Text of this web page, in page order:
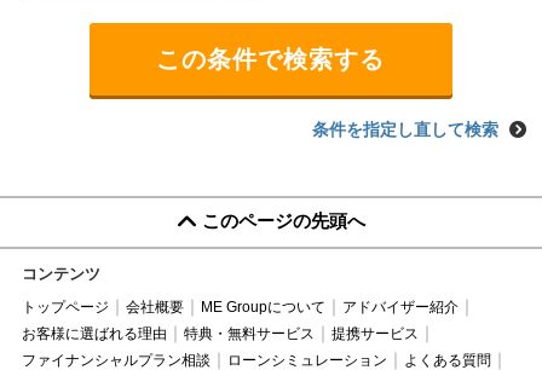
条件を指定し直して検索
このページの先頭へ
コンテンツ
トップページ 会社概要 ME Groupについて
アドバイザー紹介
お客様に選ばれる理由
特典・無料サービス
提携サービス
ファイナンシャルプラン相談
ローンシミュレーション
よくある質問